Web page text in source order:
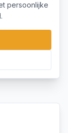
persoonlijke